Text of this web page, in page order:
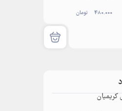
480.000 تومان
کریمیان